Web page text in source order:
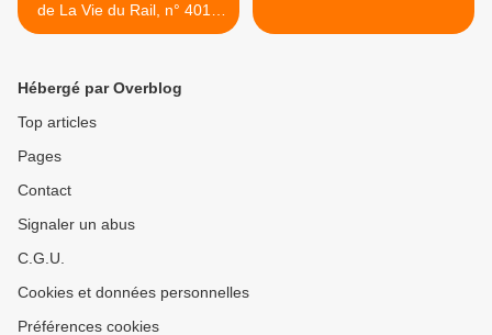
de La Vie du Rail, n° 4013
du 1er novembre 2024.
Hébergé par Overblog
Top articles
Pages
Contact
Signaler un abus
C.G.U.
Cookies et données personnelles
Préférences cookies